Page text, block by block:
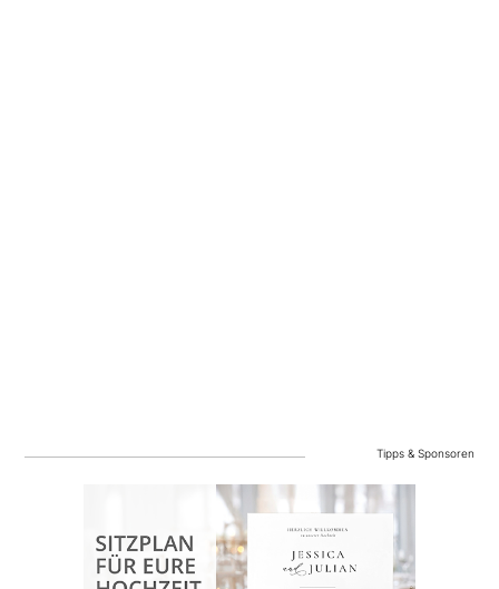
Tipps & Sponsoren